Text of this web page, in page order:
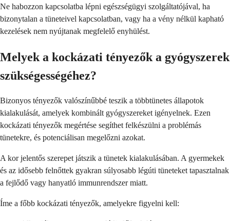
Ne habozzon kapcsolatba lépni egészségügyi szolgáltatójával, ha
bizonytalan a tüneteivel kapcsolatban, vagy ha a vény nélkül kapható
kezelések nem nyújtanak megfelelő enyhülést.
Melyek a kockázati tényezők a gyógyszerek
szükségességéhez?
Bizonyos tényezők valószínűbbé teszik a többtünetes állapotok
kialakulását, amelyek kombinált gyógyszereket igényelnek. Ezen
kockázati tényezők megértése segíthet felkészülni a problémás
tünetekre, és potenciálisan megelőzni azokat.
A kor jelentős szerepet játszik a tünetek kialakulásában. A gyermekek
és az idősebb felnőttek gyakran súlyosabb légúti tüneteket tapasztalnak
a fejlődő vagy hanyatló immunrendszer miatt.
Íme a főbb kockázati tényezők, amelyekre figyelni kell: